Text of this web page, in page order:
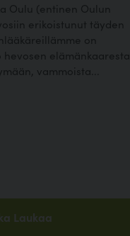
Oulu (entinen Oulun
erikoistunut täyden
on
elämänkaaresta
vammoista...
Laukaa